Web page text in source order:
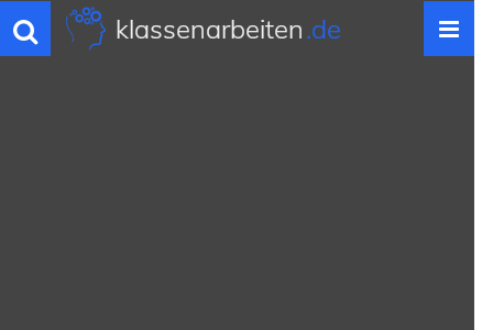
Toggle
navigation
klassenarbeiten.de